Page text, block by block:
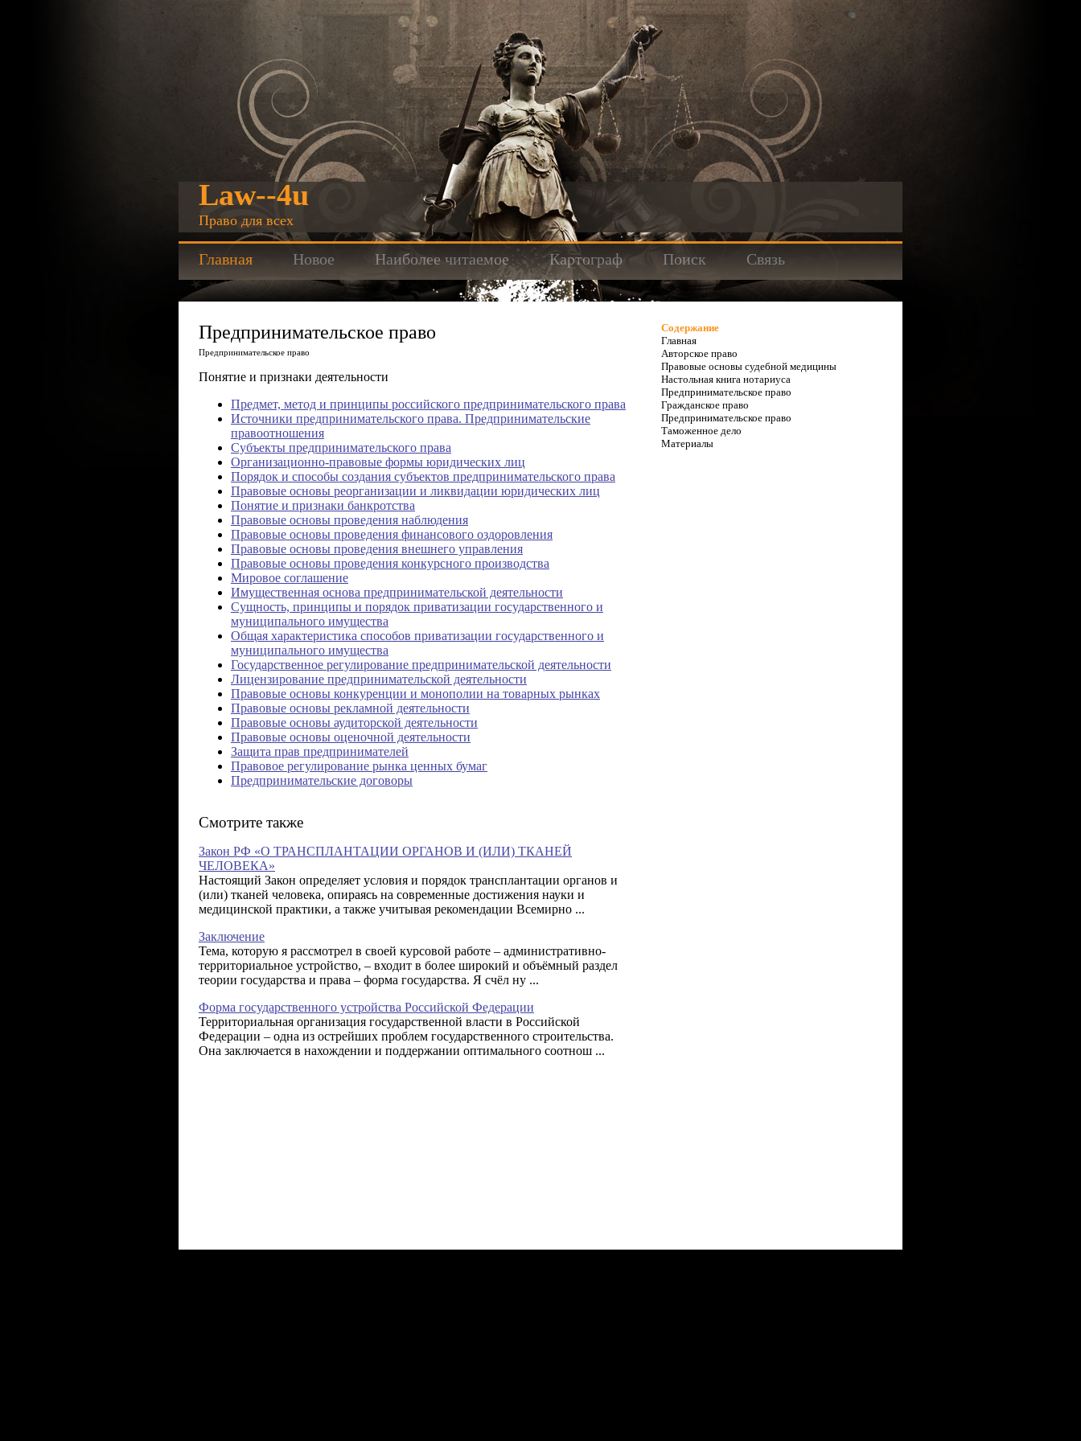
Law--4u
Право для всех
Главная Новое Наиболее читаемое Картограф Поиск Связь
Предпринимательское право
Предпринимательское право
Понятие и признаки деятельности
Предмет, метод и принципы российского предпринимательского права
Источники предпринимательского права. Предпринимательские
правоотношения
Субъекты предпринимательского права
Организационно-правовые формы юридических лиц
Порядок и способы создания субъектов предпринимательского права
Правовые основы реорганизации и ликвидации юридических лиц
Понятие и признаки банкротства
Правовые основы проведения наблюдения
Правовые основы проведения финансового оздоровления
Правовые основы проведения внешнего управления
Правовые основы проведения конкурсного производства
Мировое соглашение
Имущественная основа предпринимательской деятельности
Сущность, принципы и порядок приватизации государственного и
муниципального имущества
Общая характеристика способов приватизации государственного и
муниципального имущества
Государственное регулирование предпринимательской деятельности
Лицензирование предпринимательской деятельности
Правовые основы конкуренции и монополии на товарных рынках
Правовые основы рекламной деятельности
Правовые основы аудиторской деятельности
Правовые основы оценочной деятельности
Защита прав предпринимателей
Правовое регулирование рынка ценных бумаг
Предпринимательские договоры
Смотрите также
Закон РФ «О ТРАНСПЛАНТАЦИИ ОРГАНОВ И (ИЛИ) ТКАНЕЙ
ЧЕЛОВЕКА»
Настоящий Закон определяет условия и порядок трансплантации органов и
(или) тканей человека, опираясь на современные достижения науки и
медицинской практики, а также учитывая рекомендации Всемирно ...
Заключение
Тема, которую я рассмотрел в своей курсовой работе – административно-
территориальное устройство, – входит в более широкий и объёмный раздел
теории государства и права – форма государства. Я счёл ну ...
Форма государственного устройства Российской Федерации
Территориальная организация государственной власти в Российской
Федерации – одна из острейших проблем государственного строительства.
Она заключается в нахождении и поддержании оптимального соотнош ...
Содержание
Главная
Авторское право
Правовые основы судебной медицины
Настольная книга нотариуса
Предпринимательское право
Гражданское право
Предпринимательское право
Таможенное дело
Материалы